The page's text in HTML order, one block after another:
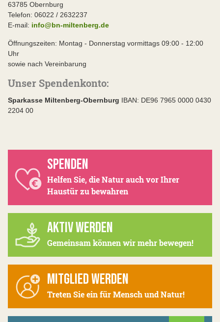
63785 Obernburg
Telefon: 06022 / 2632237
E-mail: info@bn-miltenberg.de
Öffnungszeiten: Montag - Donnerstag vormittags 09:00 - 12:00
Uhr
sowie nach Vereinbarung
Unser Spendenkonto: ​
Sparkasse Miltenberg-Obernburg IBAN: DE96 7965 0000 0430
2204 00 ​
SPENDEN
Helfen Sie, die Natur auch vor Ihrer
Haustür zu bewahren
AKTIV WERDEN
Gemeinsam können wir mehr bewegen!
MITGLIED WERDEN
Treten Sie ein für Mensch und Natur!